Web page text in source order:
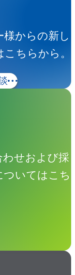
からの新し
ちらから。
せおよび採
ついてはこち